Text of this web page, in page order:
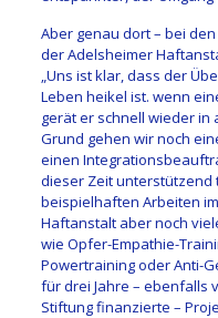
Aber genau dort – bei
der Adelsheimer
„Uns ist klar, dass der
Leben heikel ist. wenn
gerät er schnell wieder in
Grund gehen wir noch
einen
dieser Zeit unterstützend
beispielhaften Arbeiten
Haftanstalt aber noch
wie Opfer-Empathie-
Powertraining oder Anti-
für drei Jahre – ebenfalls
Stiftung finanzierte –